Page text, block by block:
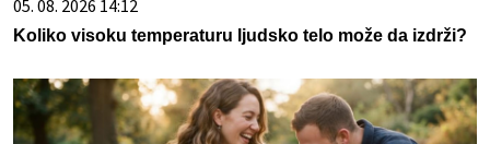
05. 08. 2026 14:12
Koliko visoku temperaturu ljudsko telo može da izdrži?